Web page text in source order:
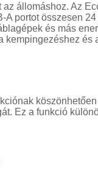
állomáshoz. Az
portot összesen
és más
kempingezéshez és
Ez a funkció